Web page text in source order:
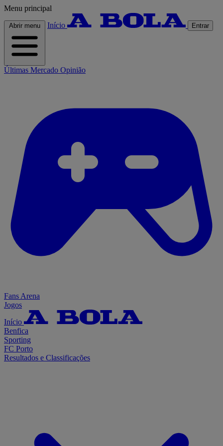
Menu principal
Abrir menu Início Entrar
Últimas Mercado Opinião
Fans Arena
Jogos
Início
Benfica
Sporting
FC Porto
Resultados e Classificações